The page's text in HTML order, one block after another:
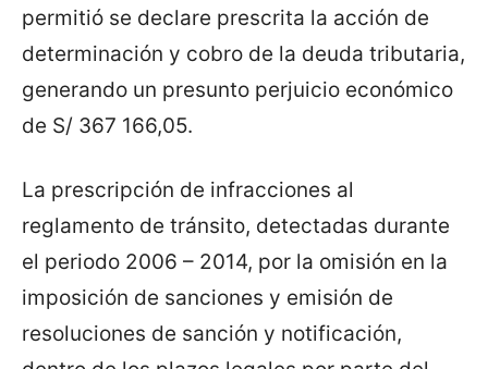
permitió se declare prescrita la acción de
determinación y cobro de la deuda tributaria,
generando un presunto perjuicio económico
de S/ 367 166,05.
La prescripción de infracciones al
reglamento de tránsito, detectadas durante
el periodo 2006 – 2014, por la omisión en la
imposición de sanciones y emisión de
resoluciones de sanción y notificación,